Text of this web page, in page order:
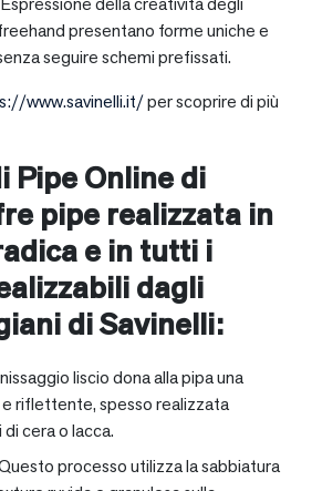
presentano forme uniche e
seguire schemi prefissati.
www.savinelli.it/per scoprire di più
Pipe Online di
pipe realizzata in
e in tutti i
dagli
di Savinelli:
liscio dona alla pipa una
riflettente, spesso realizzata
cera o lacca.
processo utilizza la sabbiatura